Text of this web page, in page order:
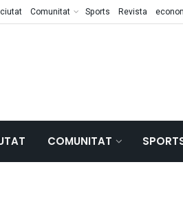
Comunitat Sports Revista
COMUNITAT